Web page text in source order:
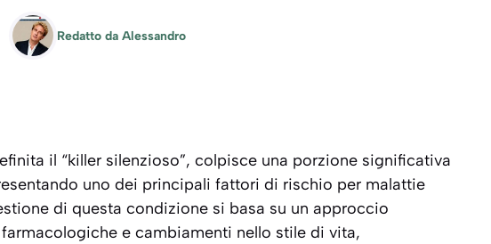
Redatto da Alessandro
il “killer silenzioso”, colpisce una porzione significativa
uno dei principali fattori di rischio per malattie
di questa condizione si basa su un approccio
e cambiamenti nello stile di vita,